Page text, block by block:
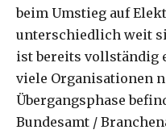
beim Umstieg auf
unterschiedlich weit
ist bereits
viele Organisationen
Übergangsphase
Bundesamt /